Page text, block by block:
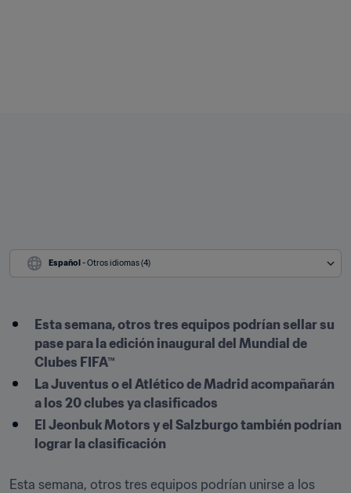
Español - Otros idiomas (4)
Esta semana, otros tres equipos podrían sellar su
pase para la edición inaugural del Mundial de
Clubes FIFA™
La Juventus o el Atlético de Madrid acompañarán
a los 20 clubes ya clasificados
El Jeonbuk Motors y el Salzburgo también podrían
lograr la clasificación
Esta semana, otros tres equipos podrían unirse a los